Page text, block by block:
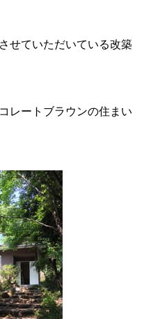
せていただいている改築
レートブラウンの住まい